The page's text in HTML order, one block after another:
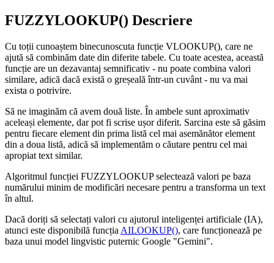
FUZZYLOOKUP() Descriere
Cu toții cunoaștem binecunoscuta funcție VLOOKUP(), care ne
ajută să combinăm date din diferite tabele. Cu toate acestea, această
funcție are un dezavantaj semnificativ - nu poate combina valori
similare, adică dacă există o greșeală într-un cuvânt - nu va mai
exista o potrivire.
Să ne imaginăm că avem două liste. În ambele sunt aproximativ
aceleași elemente, dar pot fi scrise ușor diferit. Sarcina este să găsim
pentru fiecare element din prima listă cel mai asemănător element
din a doua listă, adică să implementăm o căutare pentru cel mai
apropiat text similar.
Algoritmul funcției FUZZYLOOKUP selectează valori pe baza
numărului minim de modificări necesare pentru a transforma un text
în altul.
Dacă doriți să selectați valori cu ajutorul inteligenței artificiale (IA),
atunci este disponibilă funcția AILOOKUP(), care funcționează pe
baza unui model lingvistic puternic Google "Gemini".